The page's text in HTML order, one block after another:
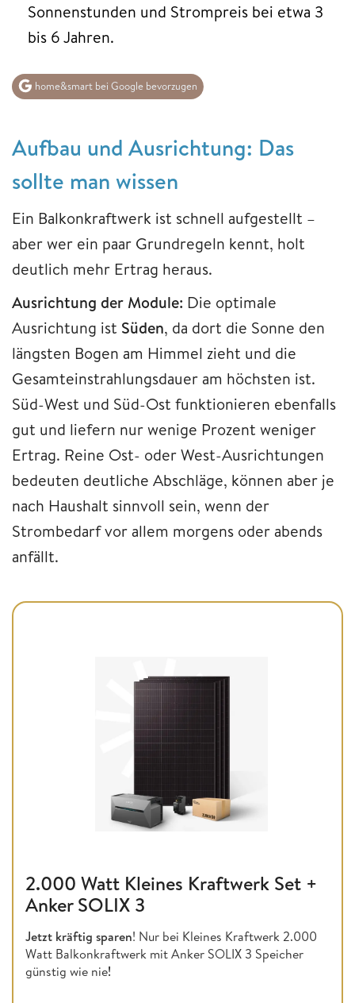
Sonnenstunden und Strompreis bei etwa 3
bis 6 Jahren.
home&smart bei Google bevorzugen
Aufbau und Ausrichtung: Das
sollte man wissen
Ein Balkonkraftwerk ist schnell aufgestellt –
aber wer ein paar Grundregeln kennt, holt
deutlich mehr Ertrag heraus.
Ausrichtung der Module: Die optimale
Ausrichtung ist Süden, da dort die Sonne den
längsten Bogen am Himmel zieht und die
Gesamteinstrahlungsdauer am höchsten ist.
Süd-West und Süd-Ost funktionieren ebenfalls
gut und liefern nur wenige Prozent weniger
Ertrag. Reine Ost- oder West-Ausrichtungen
bedeuten deutliche Abschläge, können aber je
nach Haushalt sinnvoll sein, wenn der
Strombedarf vor allem morgens oder abends
anfällt.
2.000 Watt Kleines Kraftwerk Set +
Anker SOLIX 3
Jetzt kräftig sparen! Nur bei Kleines Kraftwerk 2.000
Watt Balkonkraftwerk mit Anker SOLIX 3 Speicher
günstig wie nie!